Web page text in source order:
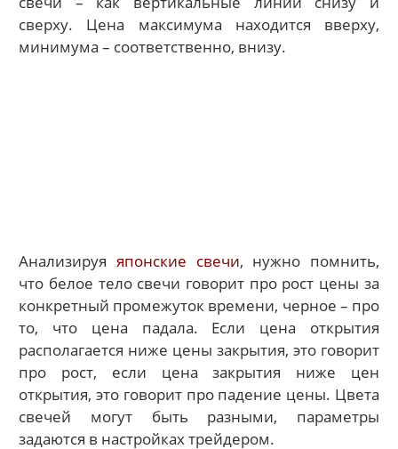
сверху. Цена максимума находится вверху,
минимума – соответственно, внизу.
Анализируя японские свечи, нужно помнить,
что белое тело свечи говорит про рост цены за
конкретный промежуток времени, черное – про
то, что цена падала. Если цена открытия
располагается ниже цены закрытия, это говорит
про рост, если цена закрытия ниже цен
открытия, это говорит про падение цены. Цвета
свечей могут быть разными, параметры
задаются в настройках трейдером.